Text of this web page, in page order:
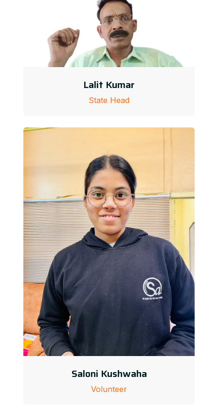
Lalit Kumar
State Head
Saloni Kushwaha
Volunteer